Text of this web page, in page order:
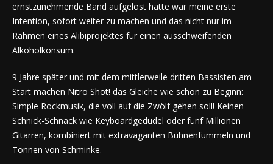
ernstzunehmende Band aufgelöst hatte war meine erste
Intention, sofort weiter zu machen und das nicht nur im
Rahmen eines Alibiprojektes für einen ausschweifenden
Alkoholkonsum.
9 Jahre später und mit dem mittlerweile dritten Bassisten am
Start machen Nitro Shot! das Gleiche wie schon zu Beginn:
Simple Rockmusik, die voll auf die Zwölf gehen soll! Keinen
Schnick-Schnack wie Keyboardgedudel oder fünf Millionen
Gitarren, kombiniert mit extravaganten Bühnenfummeln und
Tonnen von Schminke.